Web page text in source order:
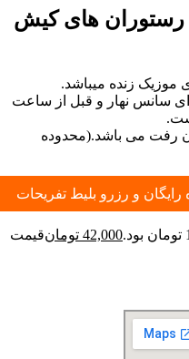
رستوران های کیش
موزیک زنده میباشد.
قبل از ساعت 14 برای سانس نهار و قبل از ساعت
رفت می باشد.(محدوده
42,000 تومانقیمت